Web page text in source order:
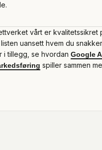
vårt er
uansett hvem du
i tillegg, se hvordan Google
spiller sammen